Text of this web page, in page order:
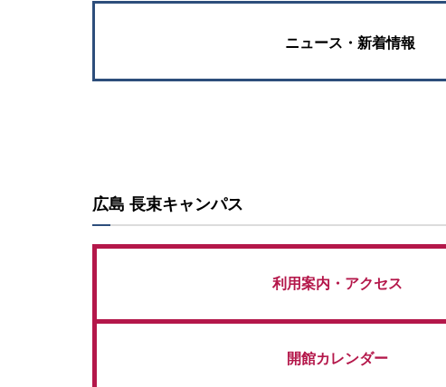
ニュース・新着情報
広島 長束キャンパス
利用案内・アクセス
開館カレンダー